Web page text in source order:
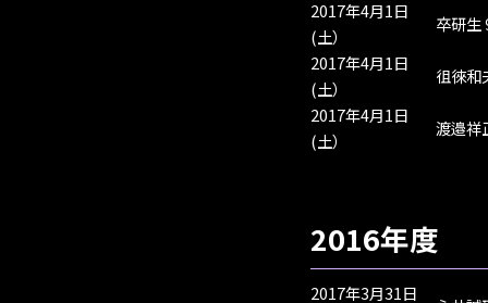
2017年4月1日
(土）
卒研生
2017年4月1日
(土）
徂徠和
2017年4月1日
(土）
渡邉祥
2016年度
2017年3月31日